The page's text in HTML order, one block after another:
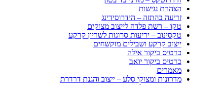
הצהרת נגישות
זריעה בהתזה – הידרוסידינג
טקו – רשת פלדה לייצוב מצוקים
טקסינוב – יריעות סרוגות לשריון קרקע
ייצוב קרקע ושבילים מוקשחים
כרטיס ביקור אילה
כרטיס ביקור יואב
מאמרים
מדרונות ומצוקי סלע – ייצוב והגנת דרדרת